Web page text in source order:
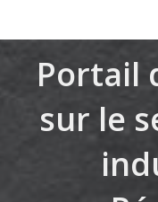
Portail
sur le